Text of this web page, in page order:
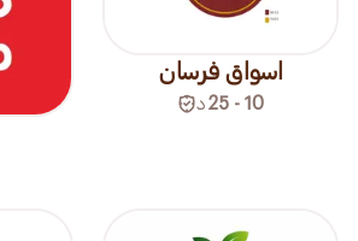
اسواق فرسان
10 - 25 د